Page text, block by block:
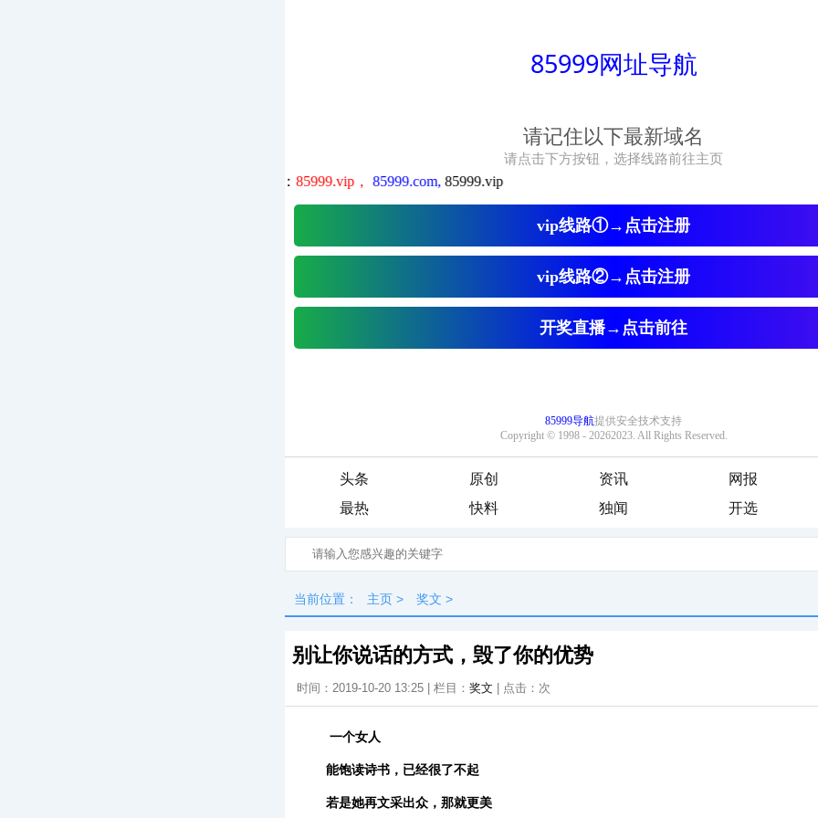
头条 原创 资讯
网报
最热
快料 独闻 开选
当前位置： 主页 > 奖文 >
别让你说话的方式，毁了你的优势
时间：2019-10-20 13:25 | 栏目： 奖文 | 点击： 次
一个女人
能饱读诗书，已经很了不起
若是她再文采出众，那就更美